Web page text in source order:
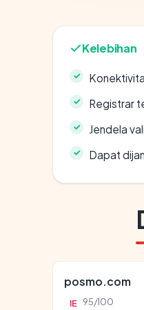
Kelebihan
Registrar
Jendela
Dapat
posmo.com
IE 95/100